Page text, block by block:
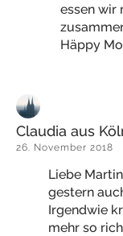
essen wir
Häppy
Claudia aus
26. November 2018
Liebe
gestern
Irgendwie
mehr so